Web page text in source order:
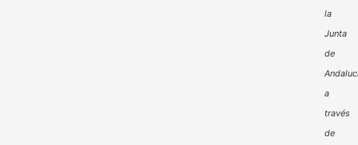
la
Junta
de
a
través
de